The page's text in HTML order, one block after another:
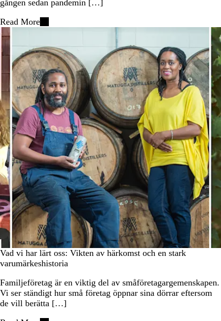
gången sedan pandemin […]
Read More
Vad vi har lärt oss: Vikten av härkomst och en stark
varumärkeshistoria
Familjeföretag är en viktig del av småföretagargemenskapen.
Vi ser ständigt hur små företag öppnar sina dörrar eftersom
de vill berätta […]